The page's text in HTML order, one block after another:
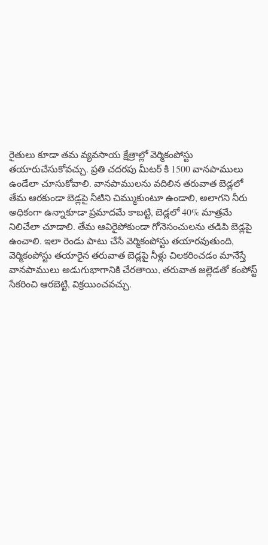
రైతులు కూడా తమ వ్యవసాయ క్షేత్రాల్లో వెర్మికంపోస్టు
తయారుచేసుకోవచ్చు. ప్రతి చదరపు మీటర్ కి 1500 వానపాములు
ఉండేలా చూసుకోవాలి. వానపాములను వదిలిన తరువాత బెడ్లలో
తేమ ఆరకుండా బెడ్లపై నీటిని చిమ్ముకుంటూ ఉండాలి, అలాగని నీరు
అధికంగా ఉన్నాకూడా ప్రమాదమే కాబట్టి, బెడ్లలో 40% మాత్రమే
నిలిచేలా చూడాలి. తేమ ఆవిరైపోకుండా గోనెసంచులను తడిపి బెడ్లపై
ఉంచాలి. ఇలా రెండు పాటు చేసే వెర్మికంపోస్టు తయారవుతుంది,
వెర్మికంపోస్టు తయారైన తరువాత బెడ్లపై నీళ్లు చిలకరించడం మానేస్తే
వానపాములు అడుగుభాగానికి చేరతాయి, తరువాత జల్లెడతో కంపోస్ట్
సేకరించి ఆరబెట్టి, విక్రయించవచ్చు.